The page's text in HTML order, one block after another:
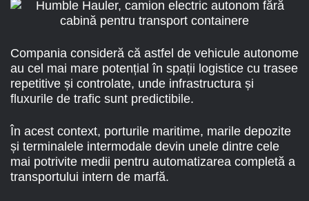
Compania consideră că astfel de vehicule autonome
au cel mai mare potențial în spații logistice cu trasee
repetitive și controlate, unde infrastructura și
fluxurile de trafic sunt predictibile.
În acest context, porturile maritime, marile depozite
și terminalele intermodale devin unele dintre cele
mai potrivite medii pentru automatizarea completă a
transportului intern de marfă.